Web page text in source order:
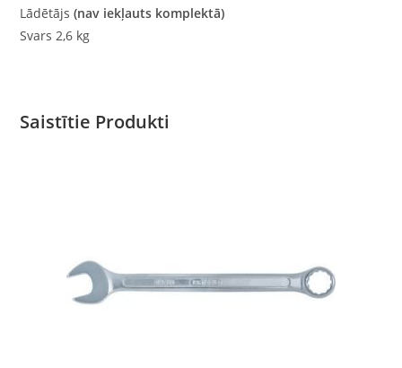
Lādētājs(nav iekļauts komplektā)
Svars 2,6 kg
Saistītie Produkti